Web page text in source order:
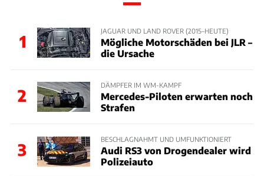
1
JAGUAR UND LAND ROVER (2015–HEUTE)
Mögliche Motorschäden bei JLR –
die Ursache
2
DÄMPFER IM WM-KAMPF
Mercedes-Piloten erwarten noch
Strafen
3
BESCHLAGNAHMT UND UMFUNKTIONIERT
Audi RS3 von Drogendealer wird
Polizeiauto